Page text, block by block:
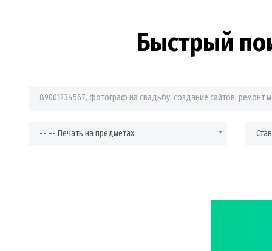
Быстрый
Фраза для поиска
-- -- Печать на предметах